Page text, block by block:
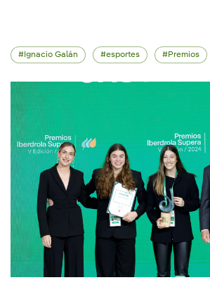
Ignacio Galán esportes Premios